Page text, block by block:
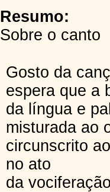
Resumo:
Sobre o canto
Gosto da
espera que a
da língua e
misturada ao
circunscrito
no ato
da